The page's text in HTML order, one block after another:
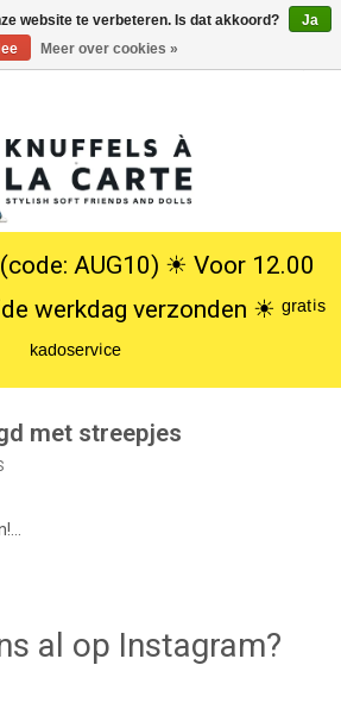
AUG10) ☀︎ Voor 12.00
werkdag verzonden ☀︎ ᵍʳᵃᵗⁱˢ
ᵏᵃᵈᵒˢᵉʳᵛⁱᶜᵉ
met streepjes
al op Instagram?
website te verbeteren. Is dat akkoord?
Ja
Meer over cookies »